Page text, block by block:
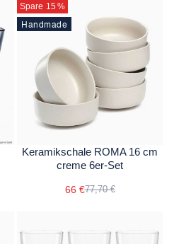
Spare 15 %
Handmade
Keramikschale ROMA 16 cm
creme 6er-Set
66 €77,70 €